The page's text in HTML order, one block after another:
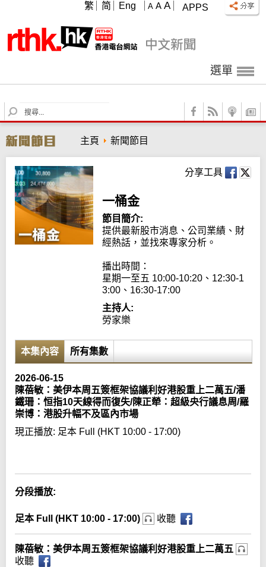
APPS
A A A
繁 简 Eng
選單
S
e
r
c
h
主頁 新聞節目
分享工具
一桶金
節目簡介:
提供最新股市消息、公司業績、財
經熱話，並找來專家分析。
播出時間：
星期一至五 10:00-10:20、12:30-1
3:00、16:30-17:00
主持人:
勞家樂
本集內容 所有集數
2026-06-15
陳蓓敏：美伊本周五簽框架協議利好港股重上二萬五/潘
鐵珊：恒指10天線得而復失/陳正犖：超級央行議息周/羅
崇博：港股升幅不及區內市場
現正播放: 足本 Full (HKT 10:00 - 17:00)
分段播放:
足本 Full (HKT 10:00 - 17:00) 收聽
陳蓓敏：美伊本周五簽框架協議利好港股重上二萬五
收聽